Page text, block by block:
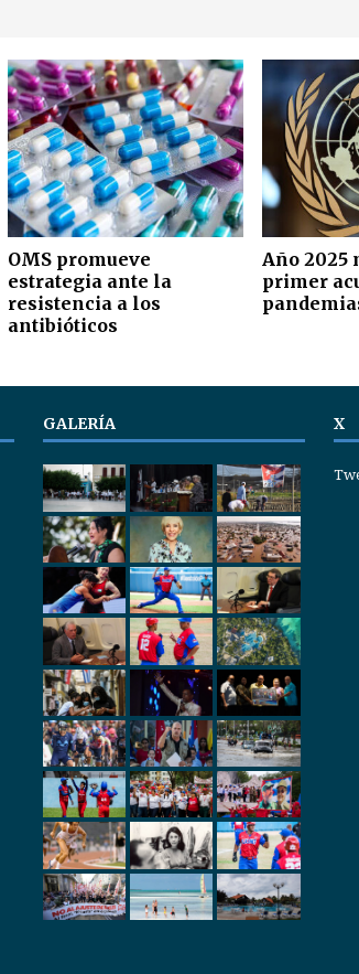
OMS promueve
estrategia ante la
resistencia a los
antibióticos
Año 2025
primer
GALERÍA X